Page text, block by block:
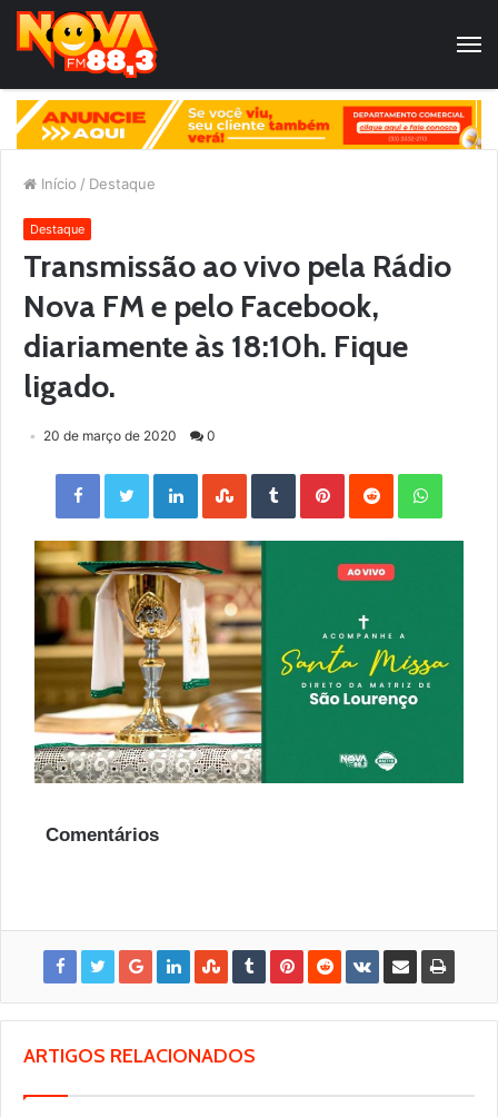
Início / Destaque
Destaque
Transmissão ao vivo pela Rádio
Nova FM e pelo Facebook,
diariamente às 18:10h. Fique
ligado.
20 de março de 2020 0
Facebook Twitter LinkedIn StumbleUpon Tumblr Pinterest Reddit
Comentários
ARTIGOS RELACIONADOS